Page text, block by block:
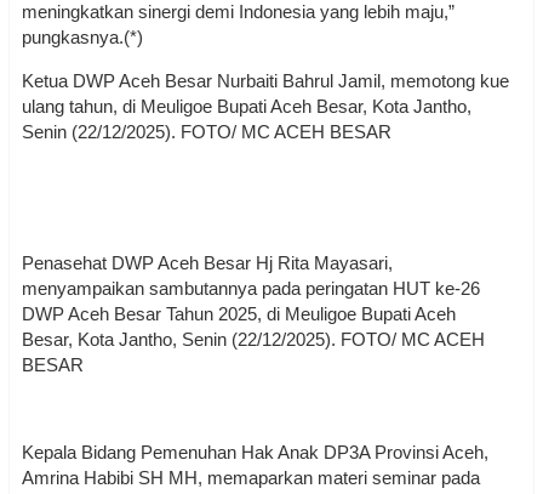
meningkatkan sinergi demi Indonesia yang lebih maju,”
pungkasnya.(*)
Ketua DWP Aceh Besar Nurbaiti Bahrul Jamil, memotong kue
ulang tahun, di Meuligoe Bupati Aceh Besar, Kota Jantho,
Senin (22/12/2025). FOTO/ MC ACEH BESAR
Penasehat DWP Aceh Besar Hj Rita Mayasari,
menyampaikan sambutannya pada peringatan HUT ke-26
DWP Aceh Besar Tahun 2025, di Meuligoe Bupati Aceh
Besar, Kota Jantho, Senin (22/12/2025). FOTO/ MC ACEH
BESAR
Kepala Bidang Pemenuhan Hak Anak DP3A Provinsi Aceh,
Amrina Habibi SH MH, memaparkan materi seminar pada